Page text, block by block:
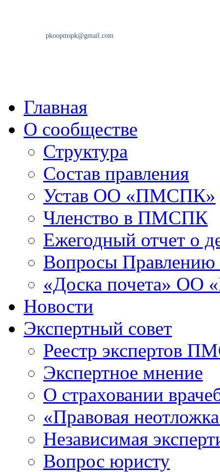
Главная
О сообществе
Структура
Состав правления
Устав ОО «ПМСПК»
Членство в ПМСПК
Ежегодный отчет о
Вопросы
«Доска почета»
Новости
Экспертный совет
Реестр экспертов
Экспертное мнение
О страховании
«Правовая
Независимая
Вопрос юристу